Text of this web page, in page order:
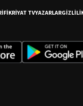
FİKRİYAT TVYAZARLAR